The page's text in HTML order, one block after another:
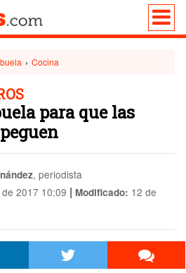
› Cocina
para que las
, periodista
2017 10:09 | Modificado: 12 de